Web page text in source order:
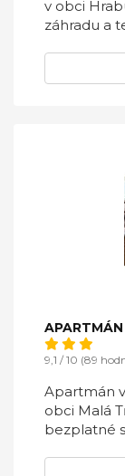
v obci
záhradu a
9,1 / 10 (89
Apartmán
obci Malá
bezplatné